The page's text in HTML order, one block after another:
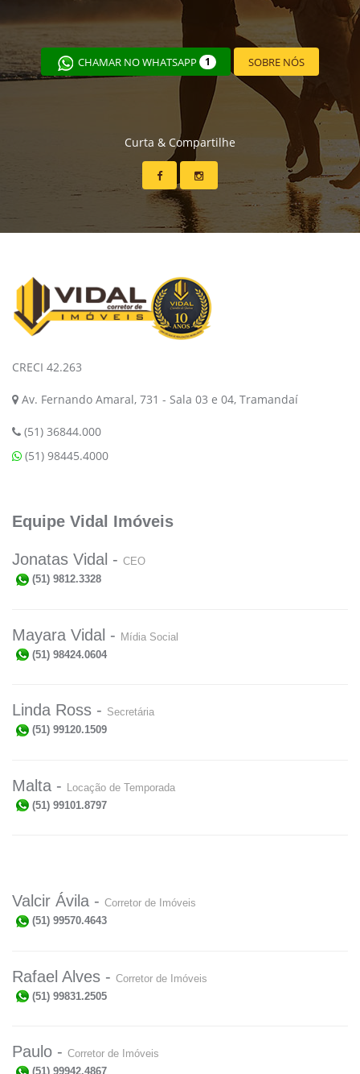
CHAMAR NO WHATSAPP 1 SOBRE NÓS
Curta & Compartilhe
CRECI 42.263
Av. Fernando Amaral, 731 - Sala 03 e 04, Tramandaí
(51) 36844.000
(51) 98445.4000
Equipe Vidal Imóveis
Jonatas Vidal - CEO
(51) 9812.3328
Mayara Vidal - Mídia Social
(51) 98424.0604
Linda Ross - Secretária
(51) 99120.1509
Malta - Locação de Temporada
(51) 99101.8797
Valcir Ávila - Corretor de Imóveis
(51) 99570.4643
Rafael Alves - Corretor de Imóveis
(51) 99831.2505
Paulo - Corretor de Imóveis
(51) 99942.4867